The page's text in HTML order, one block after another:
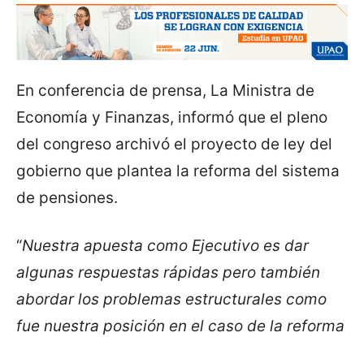
En conferencia de prensa, La Ministra de
Economía y Finanzas, informó que el pleno
del congreso archivó el proyecto de ley del
gobierno que plantea la reforma del sistema
de pensiones.
“Nuestra apuesta como Ejecutivo es dar
algunas respuestas rápidas pero también
abordar los problemas estructurales como
fue nuestra posición en el caso de la reforma